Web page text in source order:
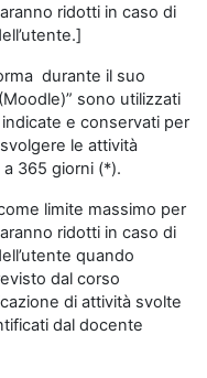
ridotti in caso di
durante il suo
sono utilizzati
e conservati per
le attività
365 giorni (*).
limite massimo per
ridotti in caso di
quando
dal corso
di attività svolte
dal docente